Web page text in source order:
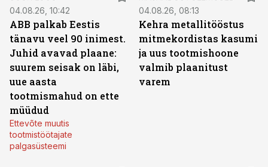
04.08.26, 10:42
ABB palkab Eestis
tänavu veel 90 inimest.
Juhid avavad plaane:
suurem seisak on läbi,
uue aasta
tootmismahud on ette
müüdud
Ettevõte muutis
tootmistöötajate
palgasüsteemi
04.08.26, 08:13
Kehra metallitööstus
mitmekordistas kasumi
ja uus tootmishoone
valmib plaanitust
varem